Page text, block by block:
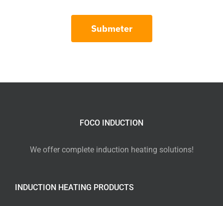
Submeter
FOCO INDUCTION
We offer complete induction heating solutions!
INDUCTION HEATING PRODUCTS